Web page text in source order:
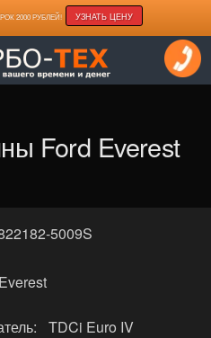
2000 РУБЛЕЙ! УЗНАТЬ ЦЕНУ
Ford Everest
5009S
TDCi Euro IV